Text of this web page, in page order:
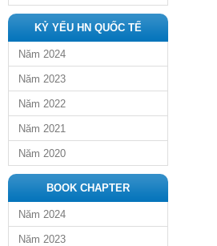
KỶ YẾU HN QUỐC TẾ
Năm 2024
Năm 2023
Năm 2022
Năm 2021
Năm 2020
BOOK CHAPTER
Năm 2024
Năm 2023